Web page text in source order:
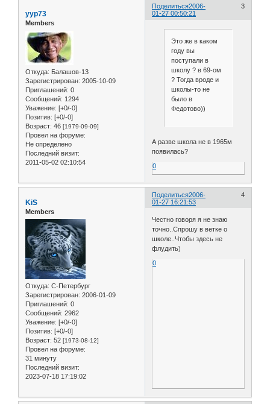
Поделиться 3
2006-
01-27 00:50:21
yyp73
Members
Откуда: Балашов-13
Зарегистрирован: 2005-10-09
Приглашений: 0
Сообщений: 1294
Уважение: [+0/-0]
Позитив: [+0/-0]
Возраст: 46 [1979-09-09]
Провел на форуме:
Не определено
Последний визит:
2011-05-02 02:10:54
Это же в каком
году вы
поступали в
школу ? в 69-ом
? Тогда вроде и
школы-то не
было в
Федотово))
А разве школа не в 1965м
появилась?
0
Поделиться 4
2006-
01-27 16:21:53
KiS
Members
Откуда: С-Петербург
Зарегистрирован: 2006-01-09
Приглашений: 0
Сообщений: 2962
Уважение: [+0/-0]
Позитив: [+0/-0]
Возраст: 52 [1973-08-12]
Провел на форуме:
31 минуту
Последний визит:
2023-07-18 17:19:02
Честно говоря я не знаю
точно..Спрошу в ветке о
школе..Чтобы здесь не
флудить)
0